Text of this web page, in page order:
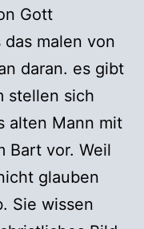
Gott
malen von
daran. es gibt
stellen sich
alten Mann mit
Bart vor. Weil
glauben
Sie wissen